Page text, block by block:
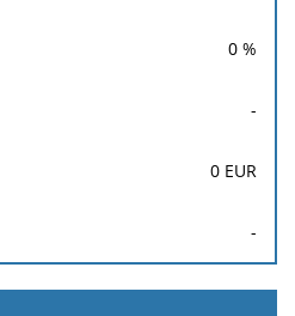
0 %
-
0 EUR
-